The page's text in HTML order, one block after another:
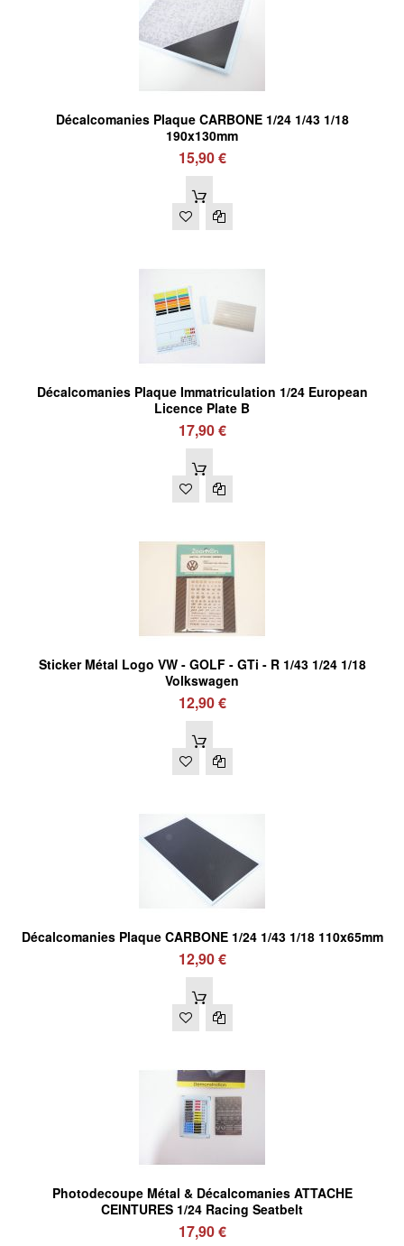
Décalcomanies Plaque CARBONE 1/24 1/43 1/18
190x130mm
15,90 €
Décalcomanies Plaque Immatriculation 1/24 European
Licence Plate B
17,90 €
Sticker Métal Logo VW - GOLF - GTi - R 1/43 1/24 1/18
Volkswagen
12,90 €
Décalcomanies Plaque CARBONE 1/24 1/43 1/18 110x65mm
12,90 €
Photodecoupe Métal & Décalcomanies ATTACHE
CEINTURES 1/24 Racing Seatbelt
17,90 €